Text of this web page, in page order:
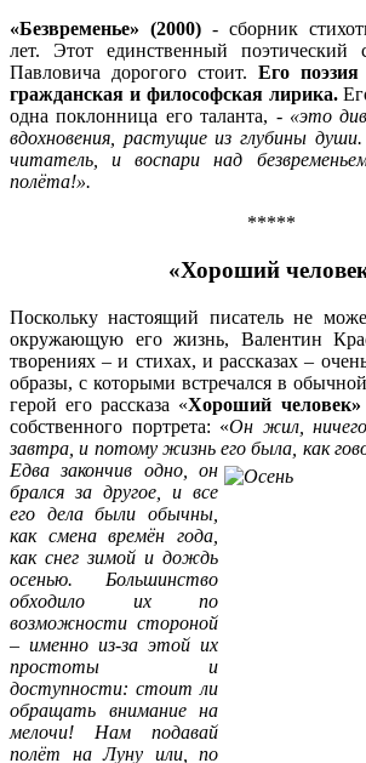
«Безвременье» (2000) - сборник
лет. Этот единственный поэтический
Павловича дорогого стоит. Его
гражданская и философская лирика.
одна поклонница его таланта, - «это
вдохновения, растущие из глубины
читатель, и воспари над
полёта!».
*****
«Хороший
Поскольку настоящий писатель не
окружающую его жизнь, Валентин
творениях – и стихах, и рассказах –
образы, с которыми встречался в
герой его рассказа «Хороший человек»
собственного портрета: «Он жил,
завтра, и потому жизнь его была, как
Едва закончив одно, он
брался за другое, и все
его дела были обычны,
как смена времён года,
как снег зимой и дождь
осенью. Большинство
обходило их по
возможности стороной
– именно из-за этой их
простоты и
доступности: стоит ли
обращать внимание на
мелочи! Нам подавай
полёт на Луну или, по